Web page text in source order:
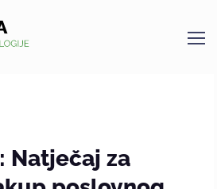
Natječaj za